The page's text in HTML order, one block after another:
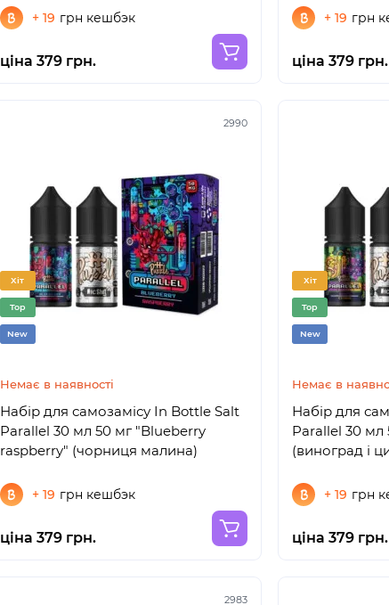
+ 19 грн кешбэк
ціна 379 грн.
+ 19 грн
ціна 379 грн.
2990
Хіт
Top
New
Немає в наявності
Набір для самозамісу In Bottle Salt
Parallel 30 мл 50 мг "Blueberry
raspberry" (чорниця малина)
+ 19 грн кешбэк
ціна 379 грн.
Хіт
Top
New
Немає в
Набір для
Parallel 30 мл
(виноград і
+ 19 грн
ціна 379 грн.
2983